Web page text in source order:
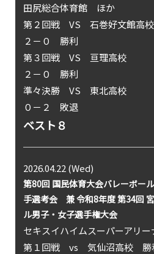
田尻総合体育館 ほか
第２回戦 VS 石巻好文館高校
２－０ 勝利
第３回戦 VS 亘理高校
２－０ 勝利
準々決勝 VS 東北高校
０－２ 敗退
ベスト８
2026.04.22 (Wed)
第80回 国民体育大会バレーボー
手選考会 兼 令和8年度 第34回
ル男子・女子選手権大会
セキスイハイムスーパーアリー
第１回戦 vs 気仙沼高校 勝